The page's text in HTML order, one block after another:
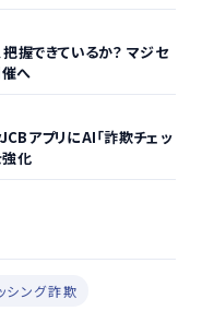
握できているか？ マジセ
へ
アプリにAI「詐欺チェッ
強化
シング詐欺